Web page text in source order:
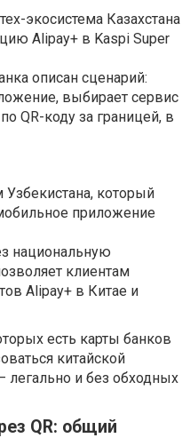
экосистема Казахстана
Alipay+ в Kaspi Super
описан сценарий:
выбирает сервис
QR-коду за границей, в
который
приложение
национальную
клиентам
Alipay+ в Китае и
есть карты банков
китайской
легально и без обходных
QR: общий